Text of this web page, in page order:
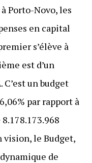
Porto-Novo, les
en capital
s’élève à
est d’un
C’est un budget
par rapport à
vision, le Budget,
de